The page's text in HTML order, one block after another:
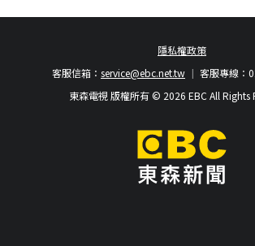
隱私權政策
客服專線：
客服信箱： service@ebc.net.tw
東森電視 版權所有 © 2026 EBC All Rights